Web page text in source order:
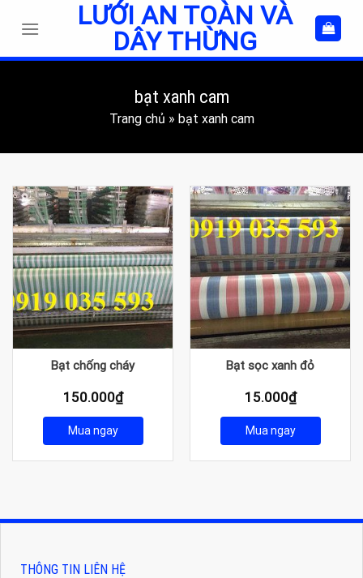
LƯỚI AN TOÀN VÀ
DÂY THỪNG
bạt xanh cam
Trang chủ » bạt xanh cam
Bạt chống cháy
150.000₫
Mua ngay
Bạt sọc xanh đỏ
15.000₫
Mua ngay
THÔNG TIN LIÊN HỆ